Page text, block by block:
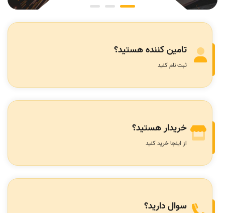
تامین کننده هستید؟
ثبت نام کنید
خریدار هستید؟
از اینجا خرید کنید
سوال دارید؟